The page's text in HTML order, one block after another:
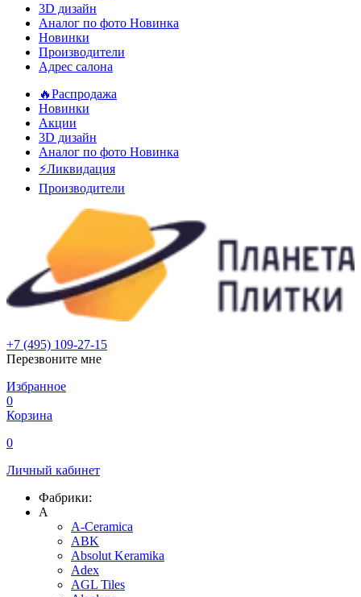
3D дизайн
Аналог по фото Новинка
Новинки
Производители
Адрес салона
🔥Распродажа
Новинки
Акции
3D дизайн
Аналог по фото Новинка
⚡Ликвидация
Производители
+7 (495) 109-27-15
Перезвоните мне
Избранное
0
Корзина
0
Личный кабинет
Фабрики:
A
A-Ceramica
ABK
Absolut Keramika
Adex
AGL Tiles